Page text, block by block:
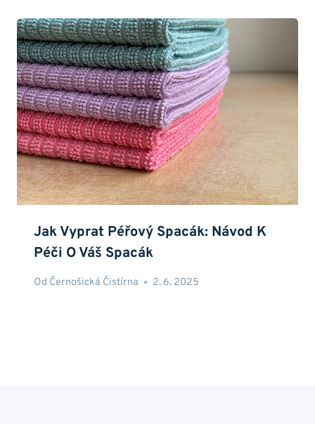
Jak Vyprat Péřový Spacák: Návod K
Péči O Váš Spacák
Od Černošická Čistírna 2. 6. 2025